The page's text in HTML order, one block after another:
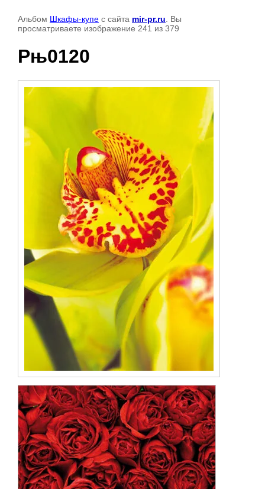
Альбом Шкафы-купе с сайта mir-pr.ru . Вы
просматриваете изображение 241 из 379
Рњ0120